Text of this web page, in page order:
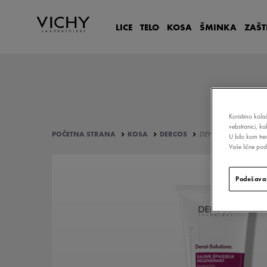
LICE TELO KOSA ŠMINKA
POČETNA STRANA KOSA DERCOS DENSI-SOLUTIONS
Koristimo
vebstranici,
U bilo kom
Vaše lične